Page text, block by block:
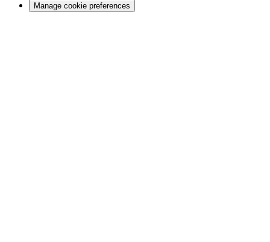
Manage cookie preferences